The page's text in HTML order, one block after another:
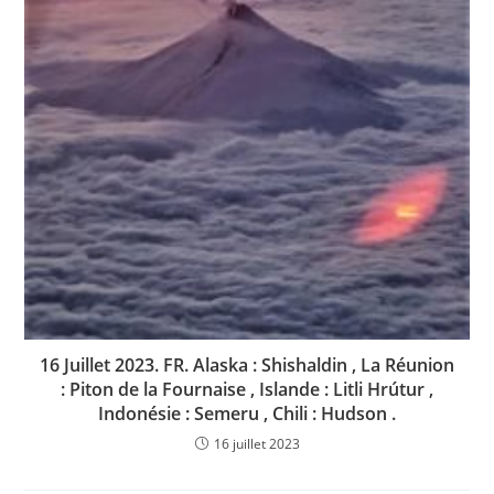
16 Juillet 2023. FR. Alaska : Shishaldin , La Réunion
: Piton de la Fournaise , Islande : Litli Hrútur ,
Indonésie : Semeru , Chili : Hudson .
16 juillet 2023